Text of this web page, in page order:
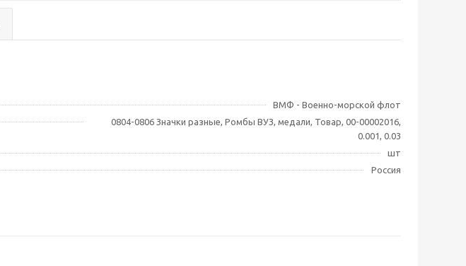
ВМФ - Военно-морской флот
0804-0806 Значки разные, Ромбы ВУЗ, медали, Товар, 00-00002016,
0.001, 0.03
шт
Россия